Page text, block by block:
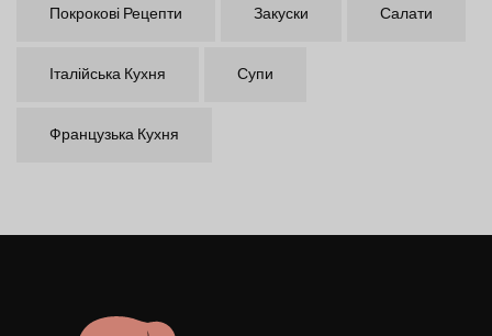
Покрокові Рецепти Закуски Салати
Італійська Кухня Супи
Французька Кухня